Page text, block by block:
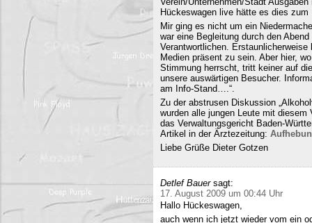
Hückeswagen live hätte es dies zum
Mir ging es nicht um ein
war eine Begleitung durch den
Verantwortlichen.
Medien präsent zu sein. Aber hier,
Stimmung herrscht, tritt keiner auf
unsere auswärtigen Besucher.
am Info-Stand….“.
Zu der abstrusen Diskussion
wurden alle jungen Leute mit
das Verwaltungsgericht Baden-
Artikel in der Ärztezeitung:
Liebe Grüße Dieter Gotzen
Detlef Bauer sagt:
17. August 2009 um 00:44 Uhr
Hallo Hückeswagen,
auch wenn ich jetzt wieder vom ein